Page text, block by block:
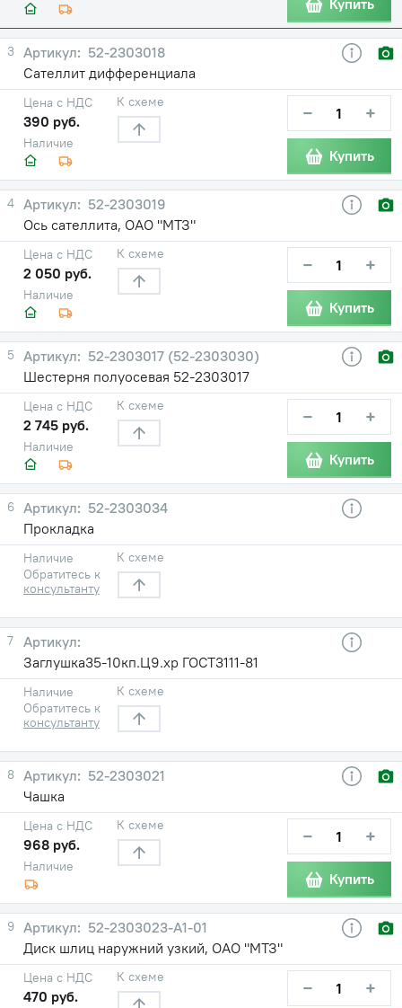
Купить
3
52-2303018
Сателлит дифференциала
Наличие
Цена с НДС
390 руб.
К схеме − +
Купить
4
52-2303019
Ось сателлита, ОАО "МТЗ"
Наличие
Цена с НДС
2 050 руб.
К схеме − +
Купить
5
52-2303017 (52-2303030)
Шестерня полуосевая 52-2303017
Наличие
Цена с НДС
2 745 руб.
К схеме − +
Купить
6
52-2303034
Прокладка
Наличие
Обратитесь к
консультанту
К схеме
7
Заглушка35-10кп.Ц9.хр ГОСТ3111-81
Наличие
Обратитесь к
консультанту
К схеме
8
52-2303021
Чашка
Наличие
Цена с НДС
968 руб.
К схеме − +
Купить
9
52-2303023-А1-01
Диск шлиц наружний узкий, ОАО "МТЗ"
Цена с НДС
470 руб.
К схеме − +